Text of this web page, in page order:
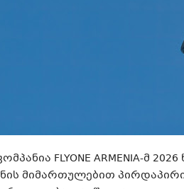
FLYONE ARMENIA-მ
მიმართულებით